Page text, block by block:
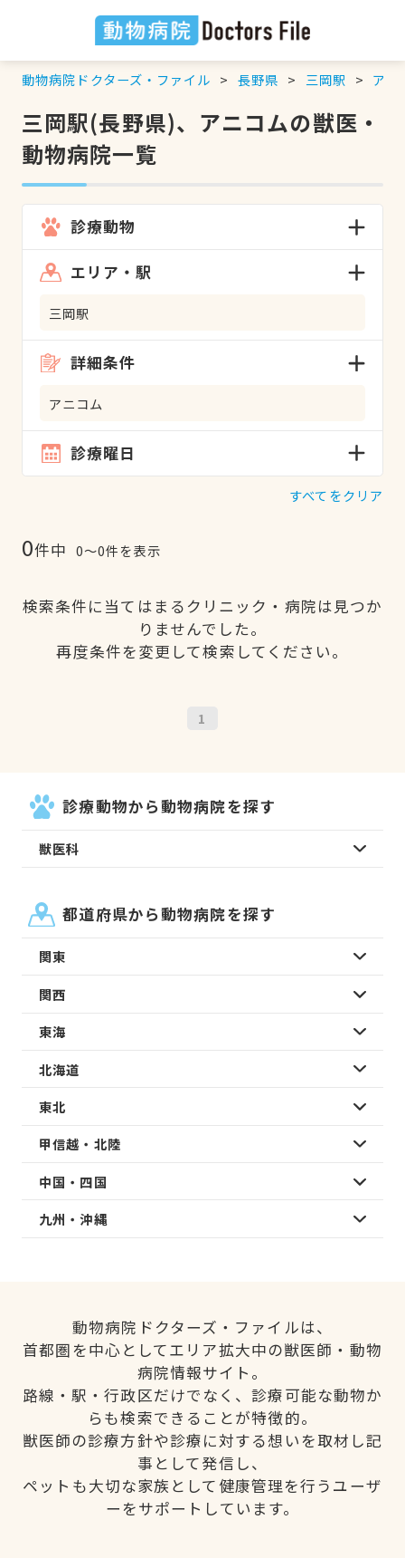
動物病院ドクターズ・ファイル 長野県 三岡駅 アニ
三岡駅(長野県)、アニコムの獣医・
動物病院一覧
診療動物
エリア・駅
三岡駅
詳細条件
アニコム
診療曜日
すべてをクリア
0件中 0〜0件を表示
検索条件に当てはまるクリニック・病院は見つか
りませんでした。
再度条件を変更して検索してください。
1
診療動物から動物病院を探す
獣医科
都道府県から動物病院を探す
関東
関西
東海
北海道
東北
甲信越・北陸
中国・四国
九州・沖縄
動物病院ドクターズ・ファイルは、
首都圏を中心としてエリア拡大中の獣医師・動物
病院情報サイト。
路線・駅・行政区だけでなく、診療可能な動物か
らも検索できることが特徴的。
獣医師の診療方針や診療に対する想いを取材し記
事として発信し、
ペットも大切な家族として健康管理を行うユーザ
ーをサポートしています。